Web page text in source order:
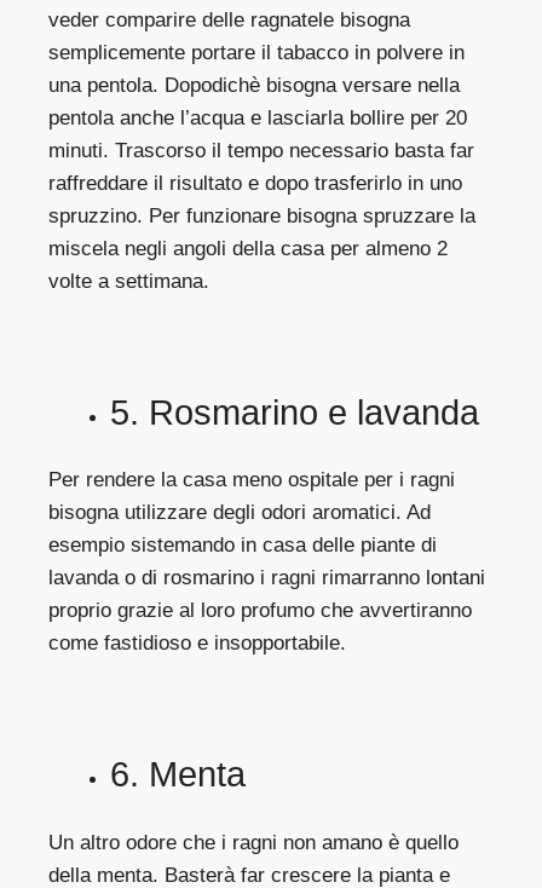
veder comparire delle ragnatele bisogna
semplicemente portare il tabacco in polvere in
una pentola. Dopodichè bisogna versare nella
pentola anche l’acqua e lasciarla bollire per 20
minuti. Trascorso il tempo necessario basta far
raffreddare il risultato e dopo trasferirlo in uno
spruzzino. Per funzionare bisogna spruzzare la
miscela negli angoli della casa per almeno 2
volte a settimana.
5. Rosmarino e lavanda
Per rendere la casa meno ospitale per i ragni
bisogna utilizzare degli odori aromatici. Ad
esempio sistemando in casa delle piante di
lavanda o di rosmarino i ragni rimarranno lontani
proprio grazie al loro profumo che avvertiranno
come fastidioso e insopportabile.
6. Menta
Un altro odore che i ragni non amano è quello
della menta. Basterà far crescere la pianta e